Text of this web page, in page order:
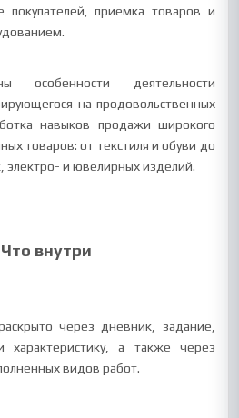
покупателей, приемка товаров и
деятельности
на продовольственных
навыков продажи широкого
товаров: от текстиля и обуви до
электро- и ювелирных изделий.
внутри
через дневник, задание,
характеристику, а также через
видов работ.